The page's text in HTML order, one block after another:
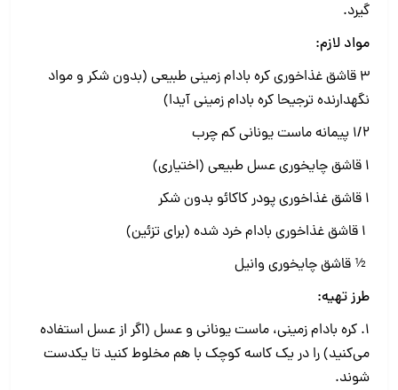
گیرد.
مواد لازم:
3 قاشق غذاخوری کره بادام زمینی طبیعی (بدون شکر و مواد
نگهدارنده ترجیحا کره بادام زمینی آیدا)
1/2 پیمانه ماست یونانی کم چرب
1 قاشق چایخوری عسل طبیعی (اختیاری)
1 قاشق غذاخوری پودر کاکائو بدون شکر
½ قاشق چایخوری وانیل
طرز تهیه:
1. کره بادام زمینی، ماست یونانی و عسل (اگر از عسل استفاده
می‌کنید) را در یک کاسه کوچک با هم مخلوط کنید تا یکدست
شوند.